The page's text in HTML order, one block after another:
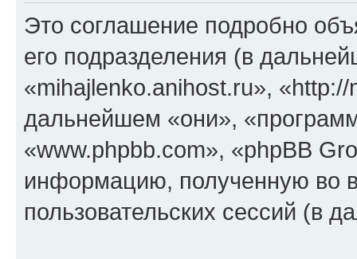
Это соглашение подробно
его подразделения (в
«mihajlenko.anihost.ru»,
дальнейшем «они»,
«www.phpbb.com», «phpBB
информацию, полученную во
пользовательских сессий (в